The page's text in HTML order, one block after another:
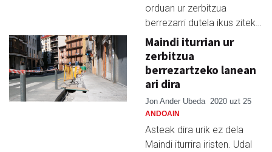
orduan ur zerbitzua
berrezarri dutela ikus zitek…
Maindi iturrian ur
zerbitzua
berrezartzeko lanean
ari dira
Jon Ander Ubeda 2020 uzt 25
ANDOAIN
Asteak dira urik ez dela
Maindi iturrira iristen. Udal